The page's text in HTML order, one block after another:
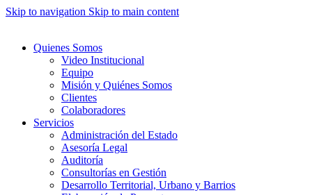
Skip to navigation Skip to main content
Quienes Somos
Video Institucional
Equipo
Misión y Quiénes Somos
Clientes
Colaboradores
Servicios
Administración del Estado
Asesoría Legal
Auditoría
Consultorías en Gestión
Desarrollo Territorial, Urbano y Barrios